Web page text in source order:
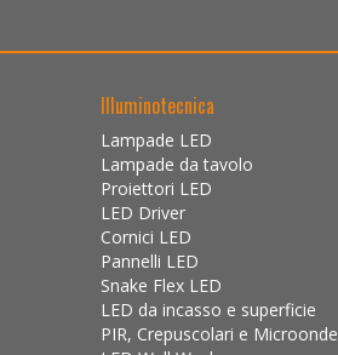
Illuminotecnica
Lampade LED
Lampade da tavolo
Proiettori LED
LED Driver
Cornici LED
Pannelli LED
Snake Flex LED
LED da incasso e superficie
PIR, Crepuscolari e Microonde